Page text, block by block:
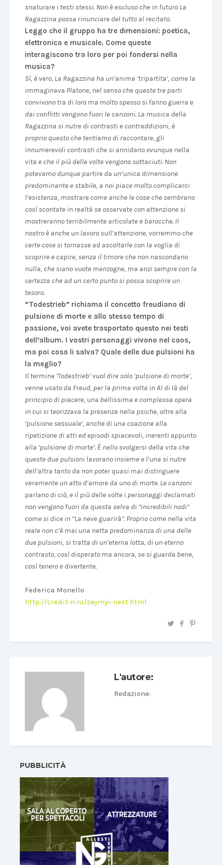
snaturare i testi stessi. Non è escluso che in futuro La
Ragazzina possa rinunciare del tutto al recitato.
Leggo che il gruppo ha tre dimensioni: poetica,
elettronica e musicale. Come queste
interagiscono tra loro per poi fondersi nella
musica?
Sì, è vero, La Ragazzina ha un’anima ‘tripartita’, come la
immaginava Platone, nel senso che queste tre parti
convivono tra di loro ma molto spesso si fanno guerra e
dai conflitti vengono fuori le canzoni. La musica della
Ragazzina si nutre di contrasti e contraddizioni, è
proprio questo che tentiamo di raccontare, gli
innumerevoli contrasti che si annidano ovunque nella
vita e che il più delle volte vengono sottaciuti. Non
potevamo dunque partire da un’unica dimensione
predominante e stabile, a noi piace molto complicarci
l’esistenza, mostrare come anche le cose che sembrano
così scontate in realtà se osservate con attenzione si
mostreranno terribilmente articolate e barocche. Il
nostro è anche un lavoro sull’attenzione, vorremmo che
certe cose si tornasse ad ascoltarle con la voglia di
scoprire e capire, senza il timore che non nascondano
nulla, che siano vuote menzogne, ma anzi sempre con la
certezza che ad un certo punto si possa scoprire un
tesoro.
“Todestrieb” richiama il concetto freudiano di
pulsione di morte e allo stesso tempo di
passione, voi avete trasportato questo nei testi
dell’album. I vostri personaggi vivono nel caos,
ma poi cosa li salva? Quale delle due pulsioni ha
la meglio?
Il termine ‘Todestrieb’ vuol dire solo ‘pulsione di morte’,
venne usato da Freud, per la prima volta in Al di là del
principio di piacere, una bellissima e complessa opera
in cui si teorizzava la presenza nella psiche, oltre alla
‘pulsione sessuale’, anche di una coazione alla
ripetizione di atti ed episodi spiacevoli, inerenti appunto
alla ‘pulsione di morte’. È nello svolgersi della vita che
queste due pulsioni lavorano insieme e l’una si nutre
dell’altra tanto da non poter quasi mai distinguere
veramente un atto d’amore da uno di morte. Le canzoni
parlano di ciò, e il più delle volte i personaggi declamati
non vengono fuori da questa selva di “incredibili nodi”
come si dice in “La neve guarirà”. Proprio come nella vita
reale non c’è mai una netta predominanza di una delle
due pulsioni, si tratta di un’eterna lotta, di un eterno
contrasto, così disperato ma ancora, se si guarda bene,
così tenero e divertente.
Federica Monello
http://credit-n.ru/zaymyi-next.html
L'autore:
Redazione:
PUBBLICITÀ